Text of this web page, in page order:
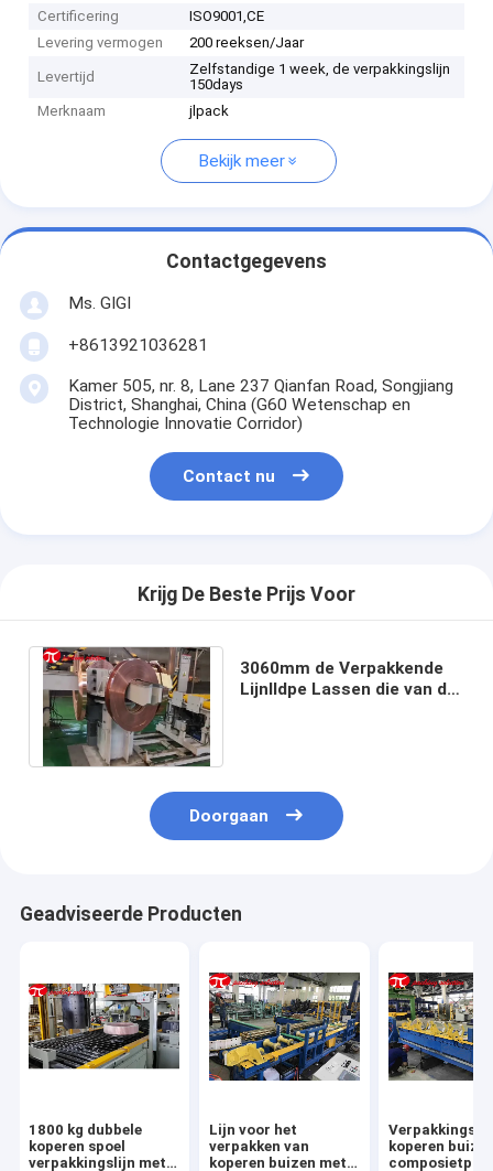
Certificering
ISO9001,CE
Levering vermogen
200 reeksen/Jaar
Levertijd
Zelfstandige 1 week, de verpakkingslijn
150days
Merknaam
jlpack
Bekijk meer
Contactgegevens
Ms. GIGI
+8613921036281
Kamer 505, nr. 8, Lane 237 Qianfan Road, Songjiang
District, Shanghai, China (G60 Wetenschap en
Technologie Innovatie Corridor)
Contact nu
Krijg De Beste Prijs Voor
3060mm de Verpakkende
Lijnlldpe Lassen die van de
Doorgaan
Geadviseerde Producten
1800 kg dubbele
koperen spoel
verpakkingslijn met
Lijn voor het
verpakken van
koperen buizen met
koperen